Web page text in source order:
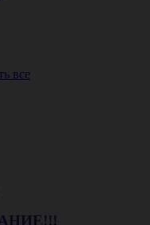
все